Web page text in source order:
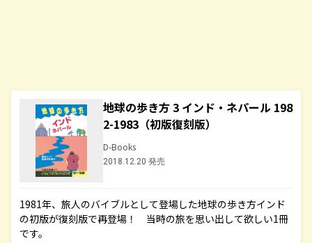
地球の歩き方 3 インド・ネパール 198
2-1983（初版復刻版）
D-Books
2018.12.20 発売
1981年、旅人のバイブルとして登場した地球の歩き方インド
の初版が復刻版で再登場！ 当時の旅を思い出して欲しい1冊
です。